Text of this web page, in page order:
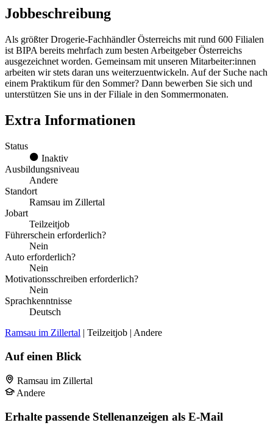
Jobbeschreibung
Als größter Drogerie-Fachhändler Österreichs mit rund 600 Filialen
ist BIPA bereits mehrfach zum besten Arbeitgeber Österreichs
ausgezeichnet worden. Gemeinsam mit unseren Mitarbeiter:innen
arbeiten wir stets daran uns weiterzuentwickeln. Auf der Suche nach
einem Praktikum für den Sommer? Dann bewerben Sie sich und
unterstützen Sie uns in der Filiale in den Sommermonaten.
Extra Informationen
Status
Inaktiv
Ausbildungsniveau
Andere
Standort
Ramsau im Zillertal
Jobart
Teilzeitjob
Führerschein erforderlich?
Nein
Auto erforderlich?
Nein
Motivationsschreiben erforderlich?
Nein
Sprachkenntnisse
Deutsch
Ramsau im Zillertal | Teilzeitjob | Andere
Auf einen Blick
Ramsau im Zillertal
Andere
Erhalte passende Stellenanzeigen als E-Mail